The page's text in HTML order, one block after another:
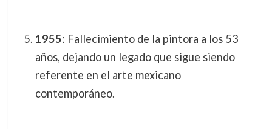
1955: Fallecimiento de la pintora a los 53
años, dejando un legado que sigue siendo
referente en el arte mexicano
contemporáneo.